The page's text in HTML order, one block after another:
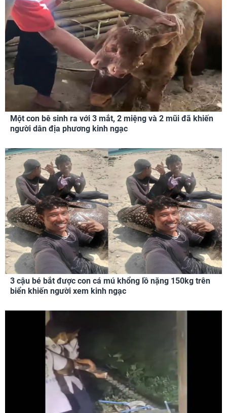
Một con bê sinh ra với 3 mắt, 2 miệng và 2 mũi đã khiến
người dân địa phương kinh ngạc
3 cậu bé bắt được con cá mú khổng lồ nặng 150kg trên
biển khiến người xem kinh ngạc